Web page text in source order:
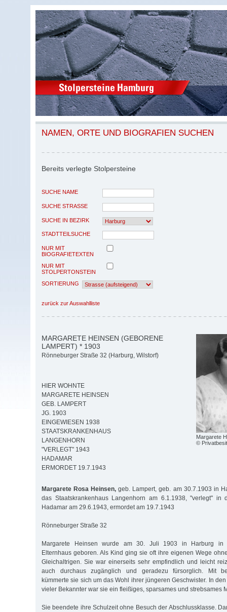
NAMEN, ORTE UND BIOGRAFIEN SUCHEN
Bereits verlegte Stolpersteine
SUCHE NAME
SUCHE STRASSE
SUCHE IN BEZIRK
STADTTEILSUCHE
NUR MIT
BIOGRAFIETEXTEN
NUR MIT
STOLPERTONSTEIN
SORTIERUNG
zurück zur Auswahlliste
Margarete
©
MARGARETE HEINSEN (GEBORENE
LAMPERT) * 1903
Rönneburger Straße 32 (Harburg, Wilstorf)
HIER WOHNTE
MARGARETE HEINSEN
GEB. LAMPERT
JG. 1903
EINGEWIESEN 1938
STAATSKRANKENHAUS
LANGENHORN
"VERLEGT" 1943
HADAMAR
ERMORDET 19.7.1943
Margarete Rosa Heinsen, geb. Lampert, geb. am 30.7.1903 in
das Staatskrankenhaus Langenhorn am 6.1.1938, "verlegt" in
Hadamar am 29.6.1943, ermordet am 19.7.1943
Rönneburger Straße 32
Margarete Heinsen wurde am 30. Juli 1903 in Harburg in
Elternhaus geboren. Als Kind ging sie oft ihre eigenen Wege
Gleichaltrigen. Sie war einerseits sehr empfindlich und leicht
auch durchaus zugänglich und geradezu fürsorglich. Mit
kümmerte sie sich um das Wohl ihrer jüngeren Geschwister. In
vieler Bekannter war sie ein fleißiges, sparsames und strebsames
Sie beendete ihre Schulzeit ohne Besuch der Abschlussklasse.